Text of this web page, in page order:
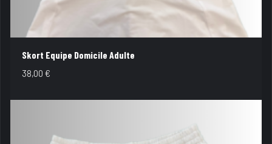
Skort Equipe Domicile Adulte
38,00€